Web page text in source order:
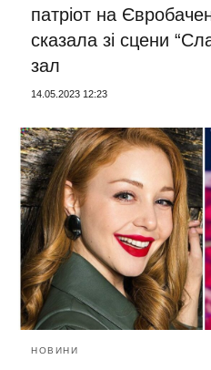
патріот на
сказала зі сцени
зал
14.05.2023 12:23
НОВИНИ